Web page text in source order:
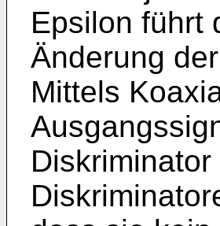
Epsilon führt
Änderung
Mittels